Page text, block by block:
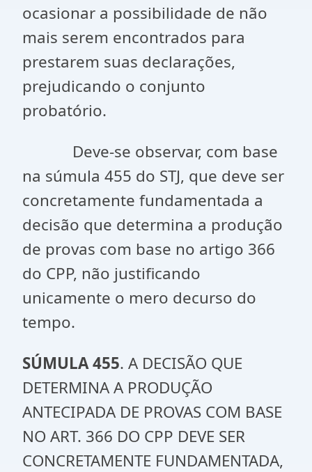
ocasionar a possibilidade de não
mais serem encontrados para
prestarem suas declarações,
prejudicando o conjunto
probatório.
Deve-se observar, com base
na súmula 455 do STJ, que deve ser
concretamente fundamentada a
decisão que determina a produção
de provas com base no artigo 366
do CPP, não justificando
unicamente o mero decurso do
tempo.
SÚMULA 455. A DECISÃO QUE
DETERMINA A PRODUÇÃO
ANTECIPADA DE PROVAS COM BASE
NO ART. 366 DO CPP DEVE SER
CONCRETAMENTE FUNDAMENTADA,